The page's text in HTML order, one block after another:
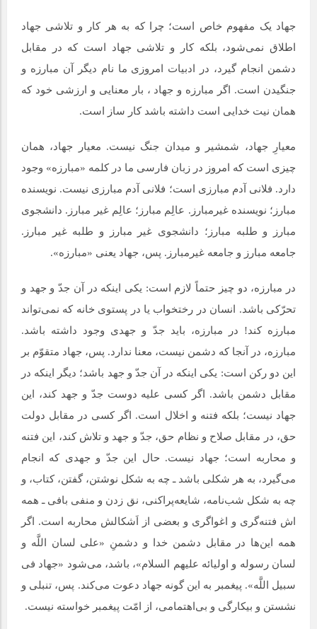
جهاد یک مفهوم خاص است؛ چرا که به هر کار و تلاشی جهاد
اطلاق نمی‌شود، بلکه کار و تلاشی جهاد است که در مقابل
دشمن انجام گیرد، در ادبیات امروزی ما نام دیگر آن مبارزه و
جنگیدن است. اگر مبارزه و جهاد ، بار معنایی و ارزشی خود که
همان نیت خدایی است داشته باشد کار ساز است.
معیارِ جهاد، شمشیر و میدان جنگ نیست. معیار جهاد، همان
چیزی است که امروز در زبان فارسی ما در کلمه «مبارزه» وجود
دارد. فلانی آدم مبارزی است؛ فلانی آدم مبارزی نیست. نویسنده
مبارز؛ نویسنده غیرمبارز. عالِم مبارز؛ عالِم غیر مبارز. دانشجوی
مبارز و طلبه مبارز؛ دانشجوی غیر مبارز و طلبه غیر مبارز.
جامعه مبارز و جامعه غیرمبارز. پس، جهاد یعنی «مبارزه».
در مبارزه، دو چیز حتماً لازم است: یکی اینکه در آن جدّ و جهد و
تحرّکی باشد. انسان در رختخواب یا در پستوی خانه که نمی‌تواند
مبارزه کند! در مبارزه، باید جدّ و جهدی وجود داشته باشد.
مبارزه، در آنجا که دشمن نیست، معنا ندارد. پس، جهاد متقوّم بر
این دو رکن است: یکی اینکه در آن جدّ و جهد باشد؛ دیگر اینکه در
مقابل دشمن باشد. اگر کسی علیه دوست جدّ و جهد کند، این
جهاد نیست؛ بلکه فتنه و اخلال است. اگر کسی در مقابل دولت
حق، در مقابل صلاح و نظام حق، جدّ و جهد و تلاش کند، این فتنه
و محاربه است؛ جهاد نیست. حال این جدّ و جهدی که انجام
می‌‌گیرد، به هر شکلی باشد ـ چه به شکل نوشتن، گفتن، کتاب، و
چه به شکل شب‌نامه، شایعه‌پراکنی، نق زدن و منفی بافی ـ همه
اش فتنه‌گری و اغواگری و بعضی از اَشکالش محاربه است. اگر
همه این‌ها در مقابل دشمن خدا و دشمنِ «علی لسان اللَّه و
لسان رسوله و اولیائه علیهم السلام‌»، باشد، می‌‌شود «جهاد فی
سبیل اللَّه». پیغمبر به این گونه جهاد دعوت می‌‌کند. پس، تنبلی و
نشستن و بیکارگی و بی‌اهتمامی، از امّت پیغمبر خواسته نیست.